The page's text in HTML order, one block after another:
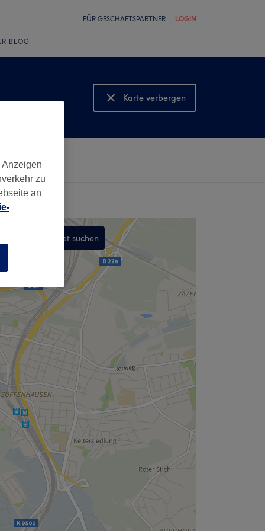
FÜR GESCHÄFTSPARTNER LOGIN
BLOG
Karte verbergen
Karte anzeigen
In diesem Gebiet suchen
zu
an